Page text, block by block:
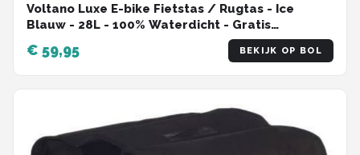
Voltano Luxe E-bike Fietstas / Rugtas - Ice
Blauw - 28L - 100% Waterdicht - Gratis
Schouderband - Met Groot Laptop Vak
€ 59,95 BEKIJK OP BOL